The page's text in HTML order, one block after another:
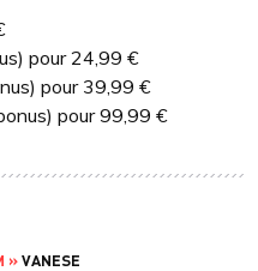
pour 24,99 €
pour 39,99 €
pour 99,99 €
»VANESE